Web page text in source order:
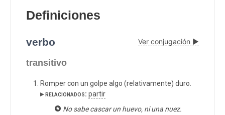
Definiciones
verbo Ver conjugación ▶
transitivo
Romper con un golpe algo (relativamente) duro.
▸ relacionados: partir
No sabe cascar un huevo, ni una nuez.